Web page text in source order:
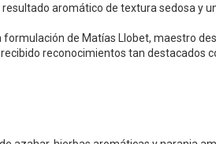
aromático de textura sedosa y
formulación de Matías Llobet, maestro
reconocimientos tan destacados